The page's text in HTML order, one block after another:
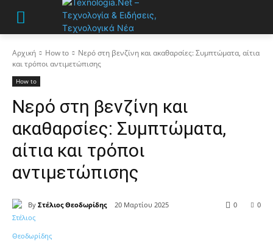
Αρχική How to
Νερό στη βενζίνη και ακαθαρσίες: Συμπτώματα, αίτια
και τρόποι αντιμετώπισης
How to
Νερό στη βενζίνη και
ακαθαρσίες: Συμπτώματα,
αίτια και τρόποι
αντιμετώπισης
By Στέλιος Θεοδωρίδης 20 Μαρτίου 2025 0
0